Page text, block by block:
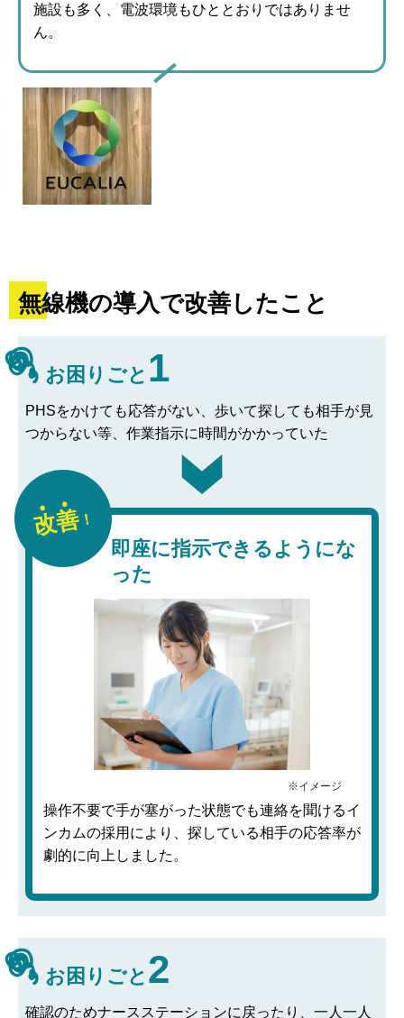
施設も多く、電波環境もひととおりではありませ
ん。
無線機の導入で改善したこと
お困りごと 1
PHSをかけても応答がない、歩いて探しても相手が見
つからない等、作業指示に時間がかかっていた
改善！
即座に指示できるようにな
った
操作不要で手が塞がった状態でも連絡を聞けるイ
ンカムの採用により、探している相手の応答率が
劇的に向上しました。
お困りごと 2
確認のためナースステーションに戻ったり、一人一人